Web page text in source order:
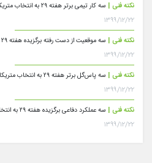
نکته فنی | سه کار تیمی برتر هفته ۲۹ به انتخاب متریکا
۱۳۹۹/۱۲/۲۲
نکته فنی | سه موقعیت از دست رفته برگزیده هفته ۲۹ به انتخاب متریکا
۱۳۹۹/۱۲/۲۲
نکته فنی | سه پاس‌گل برتر هفته ۲۹ به انتخاب متریکا
۱۳۹۹/۱۲/۲۲
نکته فنی | سه عملکرد دفاعی برگزیده هفته ۲۹ به انتخاب متریکا
۱۳۹۹/۱۲/۲۲